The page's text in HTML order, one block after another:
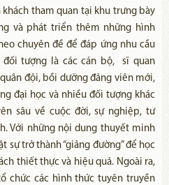
tham quan tại khu trưng bày
và phát triển thêm những hình
chuyên đề để đáp ứng nhu cầu
đối tượng là các cán bộ, sĩ quan
đội, bồi dưỡng đảng viên mới,
đại học và nhiều đối tượng khác
sâu về cuộc đời, sự nghiệp, tư
Với những nội dung thuyết minh
sự trở thành “giảng đường” để học
thiết thực và hiệu quả. Ngoài ra,
chức các hình thức tuyên truyền